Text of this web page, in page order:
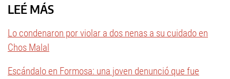
LEÉ MÁS
Lo condenaron por violar a dos nenas a su cuidado en
Chos Malal
Escándalo en Formosa: una joven denunció que fue